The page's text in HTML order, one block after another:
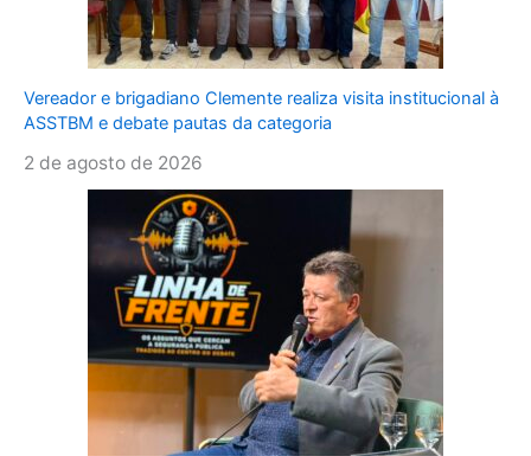
Vereador e brigadiano Clemente realiza visita institucional à
ASSTBM e debate pautas da categoria
2 de agosto de 2026